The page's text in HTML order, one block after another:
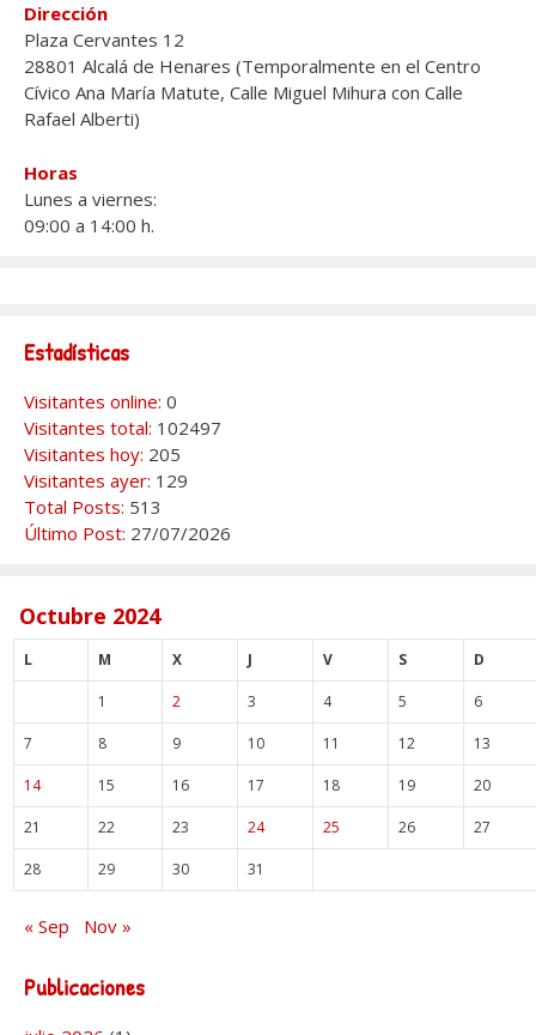
Dirección
Plaza Cervantes 12
28801 Alcalá de Henares (Temporalmente en el Centro
Cívico Ana María Matute, Calle Miguel Mihura con Calle
Rafael Alberti)
Horas
Lunes a viernes:
09:00 a 14:00 h.
Estadísticas
Visitantes online: 0
Visitantes total: 102497
Visitantes hoy: 205
Visitantes ayer: 129
Total Posts: 513
Último Post: 27/07/2026
Octubre 2024
L M X J V S D
1 2 3 4 5 6
7 8 9 10 11 12 13
14 15 16 17 18 19 20
21 22 23 24 25 26 27
28 29 30 31
« Sep Nov »
Publicaciones